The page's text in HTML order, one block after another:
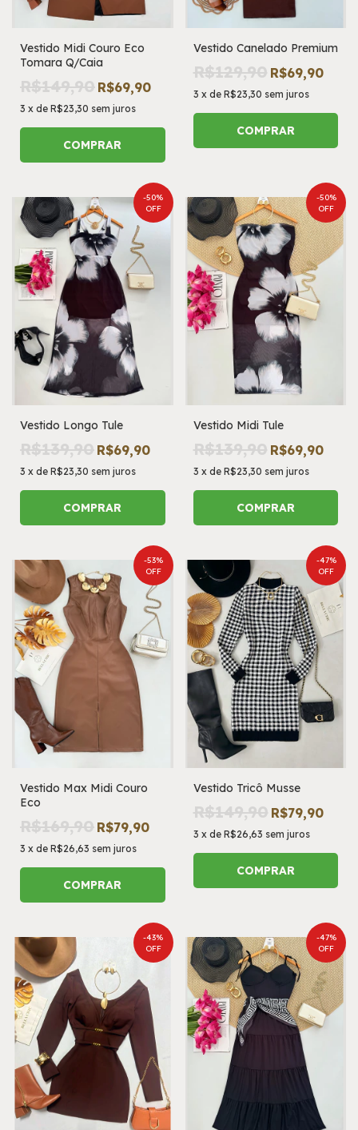
Vestido Midi Couro Eco
Tomara Q/Caia
R$149,90 R$69,90
3 x de R$23,30 sem juros
COMPRAR
Vestido Canelado Premium
R$129,90 R$69,90
3 x de R$23,30 sem juros
COMPRAR
-50%
OFF
Vestido Longo Tule
R$139,90 R$69,90
3 x de R$23,30 sem juros
COMPRAR
-50%
OFF
Vestido Midi Tule
R$139,90 R$69,90
3 x de R$23,30 sem juros
COMPRAR
-53%
OFF
Vestido Max Midi Couro
Eco
R$169,90 R$79,90
3 x de R$26,63 sem juros
COMPRAR
-47%
OFF
Vestido Tricô Musse
R$149,90 R$79,90
3 x de R$26,63 sem juros
COMPRAR
-43%
OFF
-47%
OFF